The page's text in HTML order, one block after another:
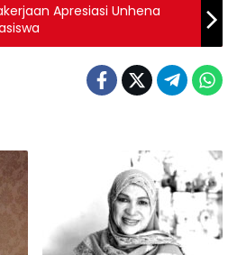
Apresiasi Unhena